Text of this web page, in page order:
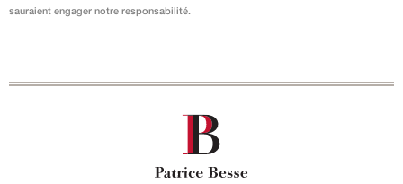
sauraient engager notre responsabilité.